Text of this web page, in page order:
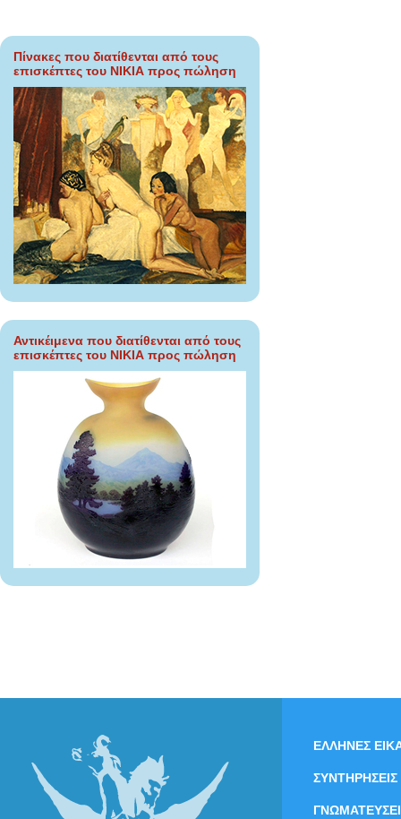
Πίνακες που διατίθενται από τους
επισκέπτες του ΝΙΚΙΑ προς πώληση
Αντικέιμενα που διατίθενται από τους
επισκέπτες του ΝΙΚΙΑ προς πώληση
ΕΛΛΗΝΕΣ
ΣΥΝΤΗΡΗΣΕΙΣ